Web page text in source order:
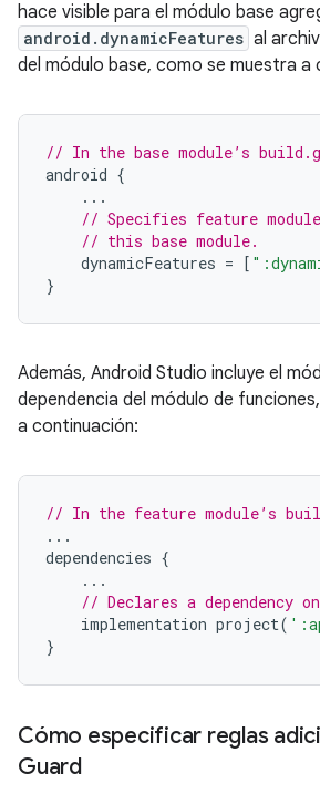
hace visible para el módulo base
android.dynamicFeatures al
del módulo base, como se muestra a
// In the base module’s
android {
...
// Specifies feature
// this base module.
dynamicFeatures = [
}
Además, Android Studio incluye el
dependencia del módulo de
a continuación:
// In the feature module’s
...
dependencies {
...
// Declares a dependency
implementation project(
}
Cómo especificar reglas
Guard